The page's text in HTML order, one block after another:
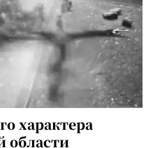
характера
области